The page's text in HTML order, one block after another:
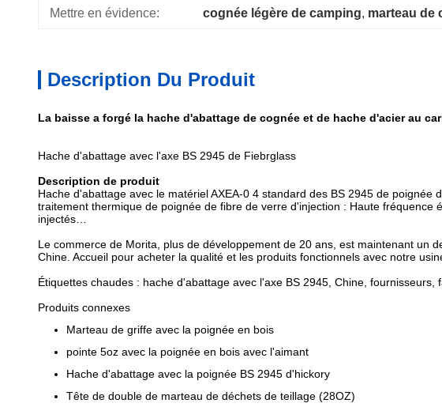
Mettre en évidence: cognée légère de camping, marteau de
Description Du Produit
La baisse a forgé la hache d'abattage de cognée et de hache d'acier au
Hache d'abattage avec l'axe BS 2945 de Fiebrglass
Description de produit
Hache d'abattage avec le matériel AXEA-0 4 standard des BS 2945 de
traitement thermique de poignée de fibre de verre d'injection : Haute
injectés…
Le commerce de Morita, plus de développement de 20 ans, est maintenant un
Chine. Accueil pour acheter la qualité et les produits fonctionnels avec notre
Étiquettes chaudes : hache d'abattage avec l'axe BS 2945, Chine, fournisseurs,
Produits connexes
Marteau de griffe avec la poignée en bois
pointe 5oz avec la poignée en bois avec l'aimant
Hache d'abattage avec la poignée BS 2945 d'hickory
Tête de double de marteau de déchets de teillage (28OZ)